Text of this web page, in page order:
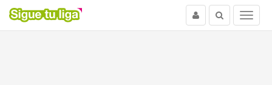
Menu
Buscar
Usuario